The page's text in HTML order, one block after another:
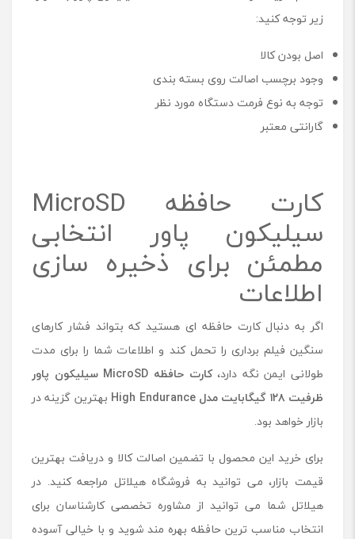
زیر توجه کنید:
اصل بودن کالا
وجود برچسب اصالت روی بسته بندی
توجه به نوع فرمت دستگاه مورد نظر
گارانتی معتبر
کارت حافظه MicroSD
سیلیکون پاور انتخابی
مطمئن برای ذخیره سازی
اطلاعات
اگر به دنبال کارت حافظه ای هستید که بتواند فشار کارهای
سنگین فیلم برداری را تحمل کند و اطلاعات شما را برای مدت
طولانی ایمن نگه دارد،کارت حافظه MicroSD سیلیکون پاور
ظرفیت ۱۲۸ گیگابایت مدلHigh Endurance بهترین گزینه در
بازار خواهد بود.
برای خرید این محصول با تضمین اصالت کالا و دریافت بهترین
قیمت بازار، می توانید به فروشگاه هیلاتل مراجعه کنید. در
هیلاتل شما می توانید از مشاوره تخصصی کارشناسان برای
انتخاب مناسب ترین حافظه بهره مند شوید و با خیالی آسوده